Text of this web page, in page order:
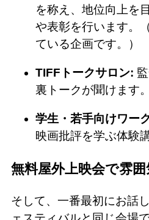
を称え、地位向上を
や表彰を行います。
ている企画です。）
TIFFトークサロン:
裏トークが聞けます。
学生・若手向けワー
映画批評を学ぶ体験
無料屋外上映会で雰
そして、一番最初にお話